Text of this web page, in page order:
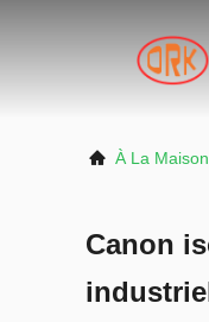
À La Maison
Canon